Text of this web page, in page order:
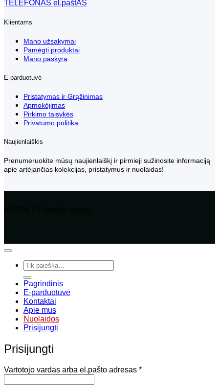
TELEFONAS el.paštAS
Klientams
Mano užsakymai
Pamėgti produktai
Mano paskyra
E-parduotuvė
Pristatymas ir Grąžinimas
Apmokėjimas
Pirkimo taisykės
Privatumo politika
Naujienlaiškis
Prenumeruokite mūsų naujienlaiškį ir pirmieji sužinosite informaciją
apie artėjančias kolekcijas, pristatymus ir nuolaidas!
Ieškoti:
Pagrindinis
E-parduotuvė
Kontaktai
Apie mus
Nuolaidos
Prisijungti
Prisijungti
Vartotojo vardas arba el.pašto adresas *Privalomas